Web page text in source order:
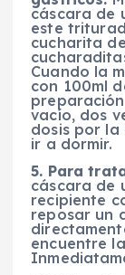
cáscara de
este
cucharita
Cuando la
con 100ml
vacío, dos
dosis por la
ir a dormir.
5. Para
cáscara de
recipiente
reposar un
encuentre